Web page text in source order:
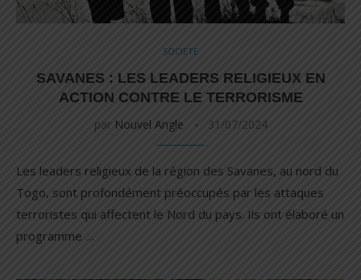
SOCIETE
SAVANES : LES LEADERS RELIGIEUX EN
ACTION CONTRE LE TERRORISME
par Nouvel Angle 31/07/2024
Les leaders religieux de la région des Savanes, au nord du
Togo, sont profondément préoccupés par les attaques
terroristes qui affectent le Nord du pays. Ils ont élaboré un
programme …